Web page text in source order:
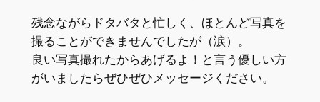
残念ながらドタバタと忙しく、ほとんど写真を
撮ることができませんでしたが（涙）。
良い写真撮れたからあげるよ！と言う優しい方
がいましたらぜひぜひメッセージください。